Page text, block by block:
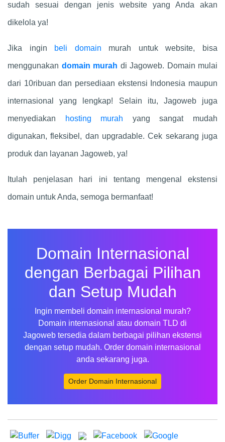
sudah sesuai dengan jenis website yang Anda akan
dikelola ya!
Jika ingin beli domain murah untuk website, bisa
menggunakan domain murah di Jagoweb. Domain mulai
dari 10ribuan dan persediaan ekstensi Indonesia maupun
internasional yang lengkap! Selain itu, Jagoweb juga
menyediakan hosting murah yang sangat mudah
digunakan, fleksibel, dan upgradable. Cek sekarang juga
produk dan layanan Jagoweb, ya!
Itulah penjelasan hari ini tentang mengenal ekstensi
domain untuk Anda, semoga bermanfaat!
Domain Internasional
dengan Berbagai Pilihan
dan Setup Mudah
Ingin membeli domain internasional murah?
Domain internasional atau domain TLD di
Jagoweb tersedia dalam berbagai pilihan ekstensi
dengan setup mudah. Order domain internasional
anda sekarang juga.
Order Domain Internasional